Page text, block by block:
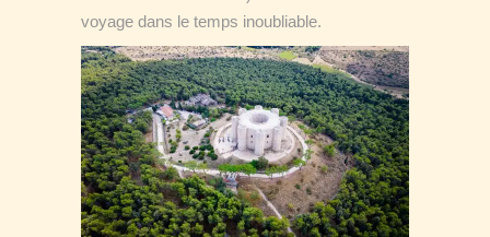
voyage dans le temps inoubliable.